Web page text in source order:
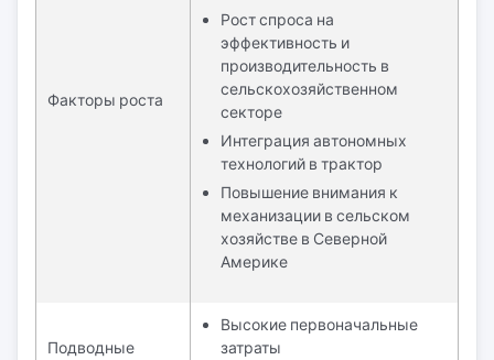
Факторы роста
Рост спроса на
эффективность и
производительность в
сельскохозяйственном
секторе
Интеграция автономных
технологий в трактор
Повышение внимания к
механизации в сельском
хозяйстве в Северной
Америке
Подводные
Высокие первоначальные
затраты